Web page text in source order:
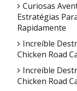
Curiosas
Estratégias
Rapidamente
Increíble
Chicken Road
Increíble
Chicken Road